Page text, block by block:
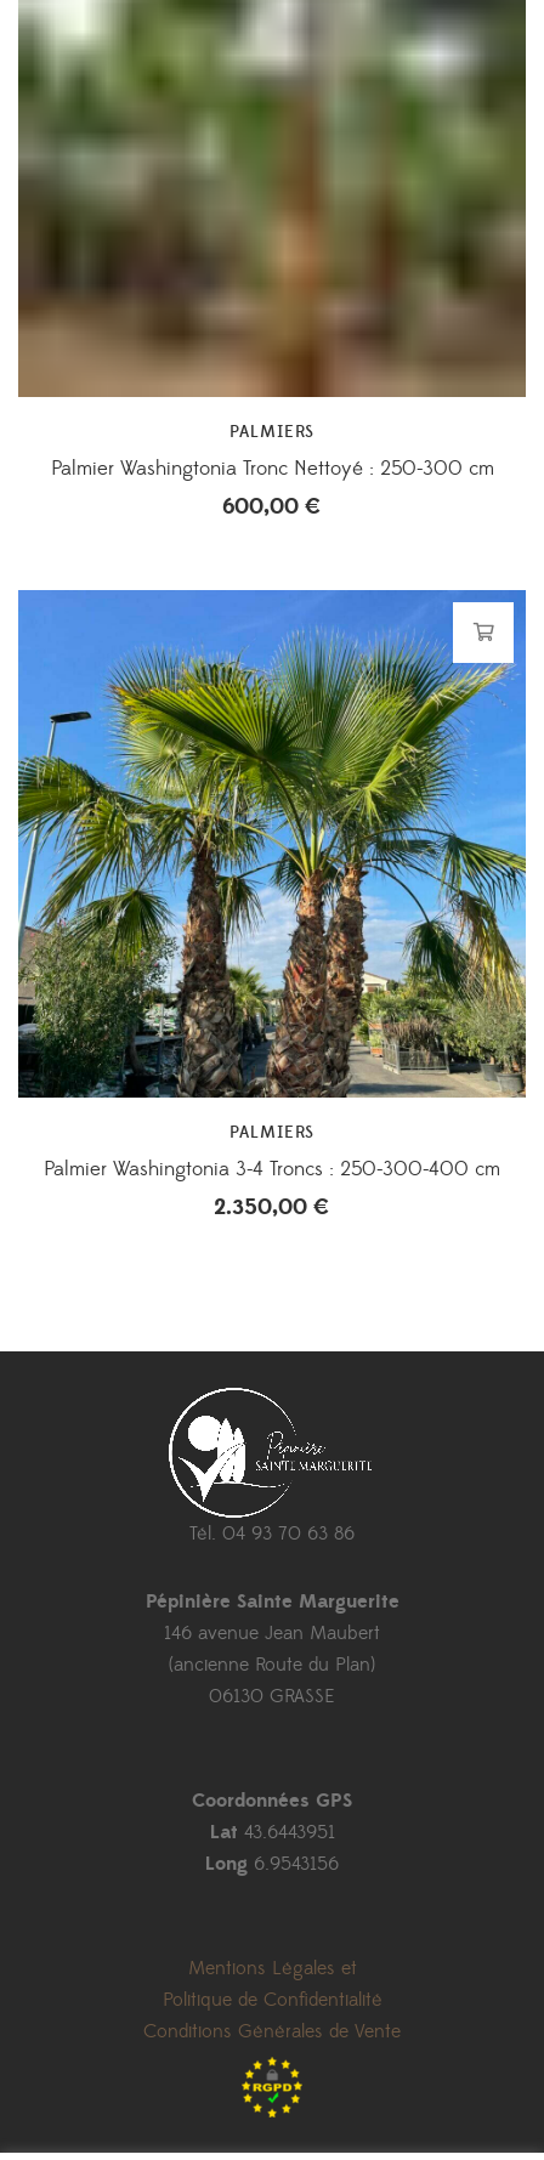
PALMIERS
Palmier Washingtonia Tronc Nettoyé : 250-300 cm
600,00 €
PALMIERS
Palmier Washingtonia 3-4 Troncs : 250-300-400 cm
2.350,00 €
Tél. 04 93 70 63 86
Pépinière Sainte Marguerite
146 avenue Jean Maubert
(ancienne Route du Plan)
06130 GRASSE
Coordonnées GPS
Lat 43.6443951
Long 6.9543156
Mentions Légales et
Politique de Confidentialité
Conditions Générales de Vente